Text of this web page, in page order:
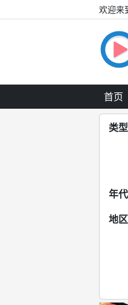
欢迎来
首页
类
年
地